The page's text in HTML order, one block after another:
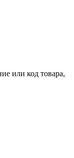
или код товара,